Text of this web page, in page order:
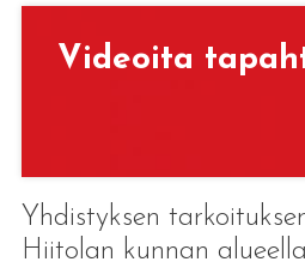
Vi­deoi­ta
Yhdistyksen
Hiitolan kunnan